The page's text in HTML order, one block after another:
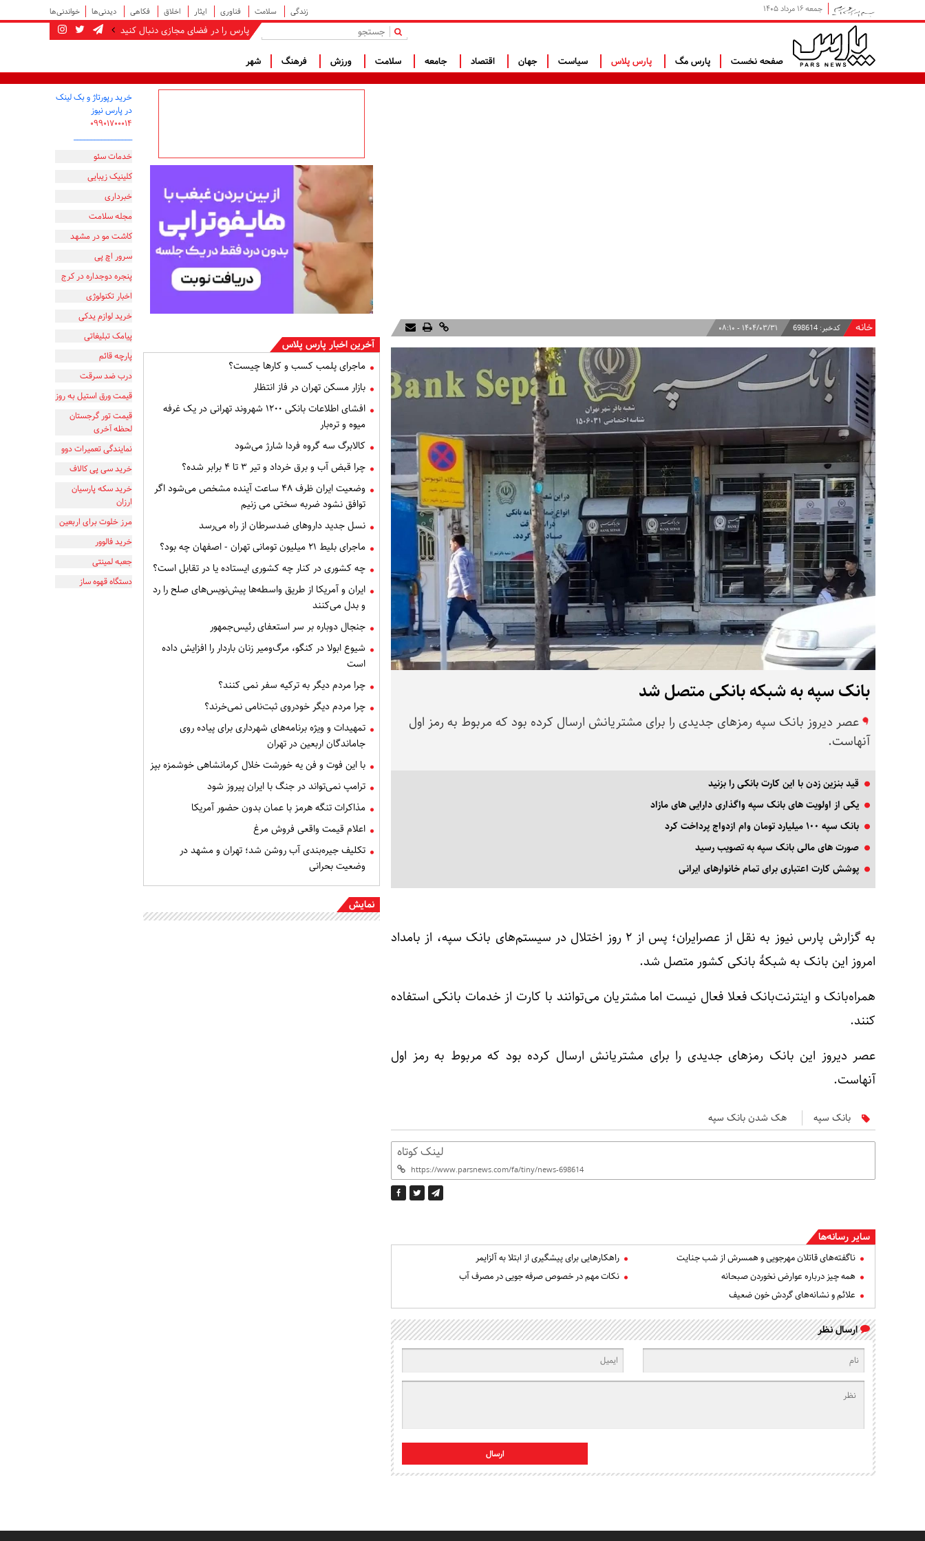
جمعه ۱۶ مرداد ۱۴۰۵ زندگی سلامت فناوری ایثار اخلاق فکاهی دیدنی‌ها خواندنی‌ها
پارس را در فضای مجازی دنبال کنید |
صفحه نخست پارس مگ پارس پلاس سیاست جهان اقتصاد جامعه سلامت ورزش فرهنگ شهر
خانه کدخبر: 698614 ۱۴۰۴/۰۳/۳۱ - ۰۸:۱۰
بانک سپه به شبکه بانکی متصل شد
عصر دیروز بانک سپه رمزهای جدیدی را برای مشتریانش ارسال کرده بود که مربوط به رمز اول
آنهاست.
قید بنزین زدن با این کارت بانکی را بزنید
یکی از اولویت های بانک سپه واگذاری دارایی های مازاد
بانک سپه ۱۰۰ میلیارد تومان وام ازدواج پرداخت کرد
صورت های مالی بانک سپه به تصویب رسید
پوشش کارت اعتباری برای تمام خانوارهای ایرانی
به گزارش پارس نیوز به نقل از عصرایران؛ پس از ۲ روز اختلال در سیستم‌های بانک سپه، از بامداد
امروز این بانک به شبکۀ بانکی کشور متصل شد.
همراه‌بانک و اینترنت‌بانک فعلا فعال نیست اما مشتریان می‌توانند با کارت از خدمات بانکی استفاده
کنند.
عصر دیروز این بانک رمزهای جدیدی را برای مشتریانش ارسال کرده بود که مربوط به رمز اول
آنهاست.
بانک سپه هک شدن بانک سپه
لینک کوتاه
سایر رسانه‌ها
ناگفته‌های قاتلان مهرجویی و همسرش از شب جنایت
راهکارهایی برای پیشگیری از ابتلا به آلزایمر
همه چیز درباره عوارض نخوردن صبحانه
نکات مهم در خصوص صرفه جویی در مصرف آب
علائم و نشانه‌های گردش خون ضعیف
ارسال نظر
ارسال
آخرین اخبار پارس پلاس
ماجرای پلمب کسب و کارها چیست؟
بازار مسکن تهران در فاز انتظار
افشای اطلاعات بانکی ۱۲۰۰ شهروند تهرانی در یک غرفه
میوه و تره‌بار
کالابرگ سه گروه فردا شارژ می‌شود
چرا قبض آب و برق خرداد و تیر ۳ تا ۴ برابر شده؟
وضعیت ایران ظرف ۴۸ ساعت آینده مشخص می‌شود اگر
توافق نشود ضربه سختی می زنیم
نسل جدید داروهای ضدسرطان از راه می‌رسد
ماجرای بلیط ۲۱ میلیون تومانی تهران - اصفهان چه بود؟
چه کشوری در کنار چه کشوری ایستاده یا در تقابل است؟
ایران و آمریکا از طریق واسطه‌ها پیش‌نویس‌های صلح را رد
و بدل می‌کنند
جنجال دوباره بر سر استعفای رئیس‌جمهور
شیوع ابولا در کنگو، مرگ‌ومیر زنان باردار را افزایش داده
است
چرا مردم دیگر به ترکیه سفر نمی کنند؟
چرا مردم دیگر خودروی ثبت‌نامی نمی‌خرند؟
تمهیدات و ویژه برنامه‌های شهرداری برای پیاده روی
جاماندگان اربعین در تهران
با این فوت و فن یه خورشت خلال کرمانشاهی خوشمزه بپز
ترامپ نمی‌تواند در جنگ با ایران پیروز شود
مذاکرات تنگه هرمز با عمان بدون حضور آمریکا
اعلام قیمت واقعی فروش مرغ
تکلیف جیره‌بندی آب روشن شد؛ تهران و مشهد در
وضعیت بحرانی
نمایش
خرید رپورتاژ و بک لینک
در پارس نیوز
۰۹۹۰۱۷۰۰۰۱۴
_________________
خدمات سئو
کلینیک زیبایی
خبرداری
مجله سلامت
کاشت مو در مشهد
سرور اچ پی
پنجره دوجداره در کرج
اخبار تکنولوژی
خرید لوازم یدکی
پیامک تبلیغاتی
پارچه قائم
درب ضد سرقت
قیمت ورق استیل به روز
قیمت تور گرجستان
لحظه آخری
نمایندگی تعمیرات دوو
خرید سی پی کالاف
خرید سکه پارسیان
ارزان
مرز خلوت برای اربعین
خرید فالوور
جعبه لمینتی
دستگاه قهوه ساز